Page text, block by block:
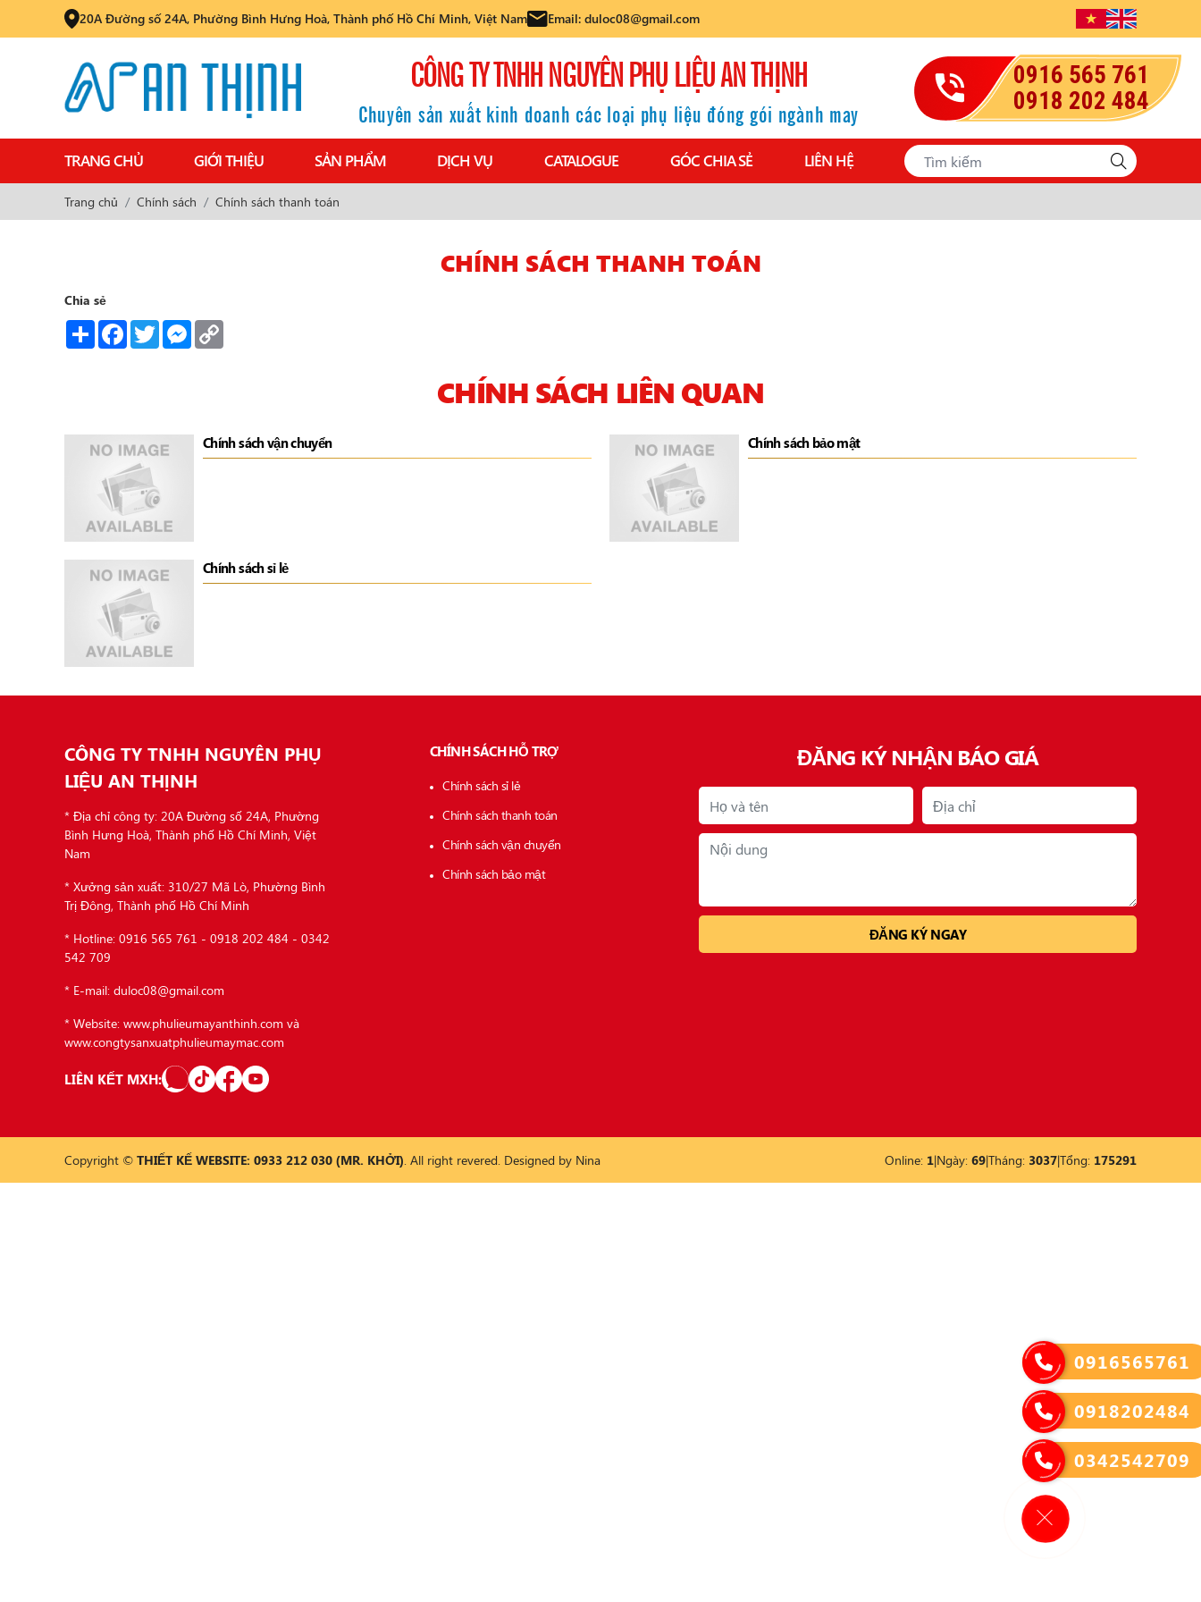
20A Đường số 24A, Phường Bình Hưng Hoà, Thành phố Hồ Chí Minh, Việt Nam Email: duloc08@gmail.com
CÔNG TY TNHH NGUYÊN PHỤ LIỆU AN THỊNH
Chuyên sản xuất kinh doanh các loại phụ liệu đóng gói ngành may
0916 565 761
0918 202 484
TRANG CHỦ GIỚI THIỆU SẢN PHẨM DỊCH VỤ CATALOGUE GÓC CHIA SẺ LIÊN HỆ
Trang chủ Chính sách Chính sách thanh toán
CHÍNH SÁCH THANH TOÁN
Chia sẻ
Share FacebookTwitterMessenger
CHÍNH SÁCH LIÊN QUAN
Chính sách vận chuyển Chính sách bảo mật
Chính sách sỉ lẻ
CÔNG TY TNHH NGUYÊN PHỤ
LIỆU AN THỊNH
* Địa chỉ công ty: 20A Đường số 24A, Phường
Bình Hưng Hoà, Thành phố Hồ Chí Minh, Việt
Nam
* Xưởng sản xuất: 310/27 Mã Lò, Phường Bình
Trị Đông, Thành phố Hồ Chí Minh
* Hotline: 0916 565 761 - 0918 202 484 - 0342
542 709
* E-mail: duloc08@gmail.com
* Website: www.phulieumayanthinh.com và
www.congtysanxuatphulieumaymac.com
LIÊN KẾT MXH:
CHÍNH SÁCH HỖ TRỢ
Chính sách sỉ lẻ
Chính sách thanh toán
Chính sách vận chuyển
Chính sách bảo mật
ĐĂNG KÝ NHẬN BÁO GIÁ
Copyright © THIẾT KẾ WEBSITE: 0933 212 030 (MR. KHỞI). All right revered. Designed by Nina Online: 1|Ngày: 69|Tháng: 3037|Tổng: 175291
0916565761
0918202484
0342542709